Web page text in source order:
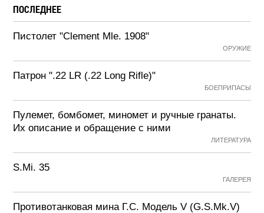
ПОСЛЕДНЕЕ
Пистолет "Clement Mle. 1908"
ОРУЖИЕ
Патрон ".22 LR (.22 Long Rifle)"
БОЕПРИПАСЫ
Пулемет, бомбомет, миномет и ручные гранаты.
Их описание и обращение с ними
ЛИТЕРАТУРА
S.Mi. 35
ГАЛЕРЕЯ
Противотанковая мина Г.С. Модель V (G.S.Mk.V)